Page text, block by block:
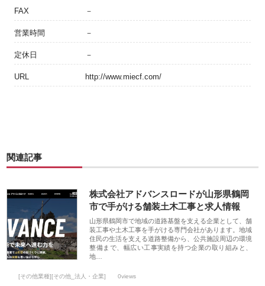
FAX －
営業時間 －
定休日 －
URL http://www.miecf.com/
関連記事
株式会社アドバンスロードが山形県鶴岡
市で手がける舗装土木工事と求人情報
山形県鶴岡市で地域の道路基盤を支える企業として、舗
装工事や土木工事を手がける専門会社があります。地域
住民の生活を支える道路整備から、公共施設周辺の環境
整備まで、幅広い工事実績を持つ企業の取り組みと、
地…
[その他業種][その他_法人・企業] 0views